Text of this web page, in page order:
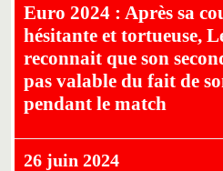
Euro 2024 : Après sa
hésitante et tortueuse,
reconnait que son
pas valable du fait de
pendant le match
26 juin 2024